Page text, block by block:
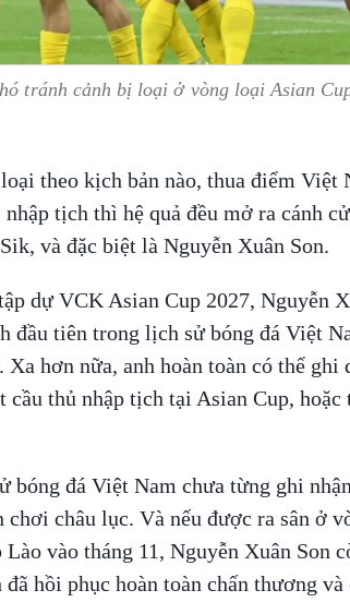
tránh cảnh bị loại ở vòng loại Asian
theo kịch bản nào, thua điểm Việt
tịch thì hệ quả đều mở ra cánh
và đặc biệt là Nguyễn Xuân Son.
dự VCK Asian Cup 2027, Nguyễn
đầu tiên trong lịch sử bóng đá Việt
hơn nữa, anh hoàn toàn có thể ghi
cầu thủ nhập tịch tại Asian Cup,
bóng đá Việt Nam chưa từng ghi
chơi châu lục. Và nếu được ra sân ở
vào tháng 11, Nguyễn Xuân Son
hồi phục hoàn toàn chấn thương